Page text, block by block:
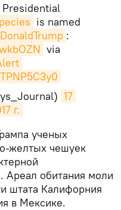
is named
:
via
17
г.
ученых
желтых чешуек
Ареал обитания моли
штата Калифорния
в Мексике.